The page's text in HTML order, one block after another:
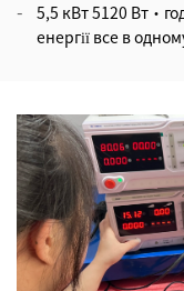
5,5 кВт 5120
енергії все в